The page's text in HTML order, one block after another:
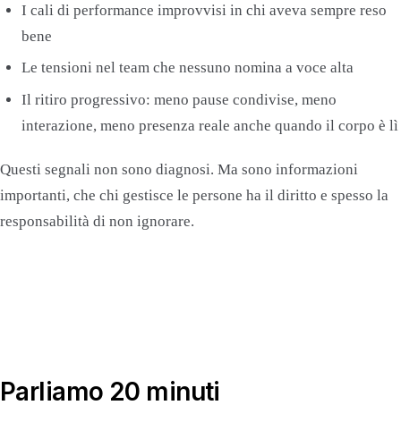
I cali di performance improvvisi in chi aveva sempre reso
bene
Le tensioni nel team che nessuno nomina a voce alta
Il ritiro progressivo: meno pause condivise, meno
interazione, meno presenza reale anche quando il corpo è lì
Questi segnali non sono diagnosi. Ma sono informazioni
importanti, che chi gestisce le persone ha il diritto e spesso la
responsabilità di non ignorare.
Parliamo 20 minuti